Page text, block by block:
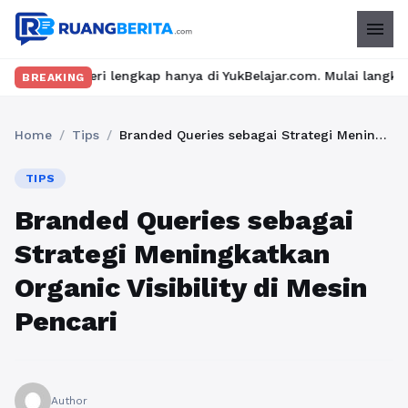
menu
BREAKINGhanya di YukBelajar.com. Mulai langkah suksesmu
Home / Tips / Branded Queries sebagai Strategi Meningkatkan Organic Visibility di Mesin Pencari
TIPS
Branded Queries sebagai
Strategi Meningkatkan
Organic Visibility di Mesin
Pencari
Author